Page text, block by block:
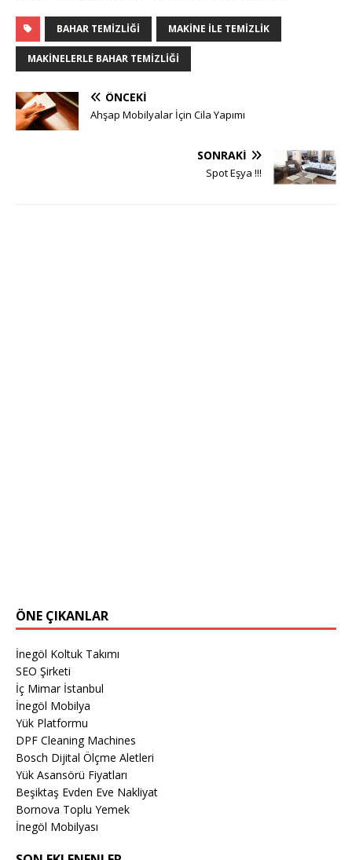
BAHAR TEMIZLIĞI MAKINE ILE TEMIZLIK
MAKINELERLE BAHAR TEMIZLIĞI
ÖNCEKI
Ahşap Mobilyalar İçin Cila Yapımı
SONRAKI
Spot Eşya !!!
ÖNE ÇIKANLAR
İnegöl Koltuk Takımı
SEO Şirketi
İç Mimar İstanbul
İnegöl Mobilya
Yük Platformu
DPF Cleaning Machines
Bosch Dijital Ölçme Aletleri
Yük Asansörü Fiyatları
Beşiktaş Evden Eve Nakliyat
Bornova Toplu Yemek
İnegöl Mobilyası